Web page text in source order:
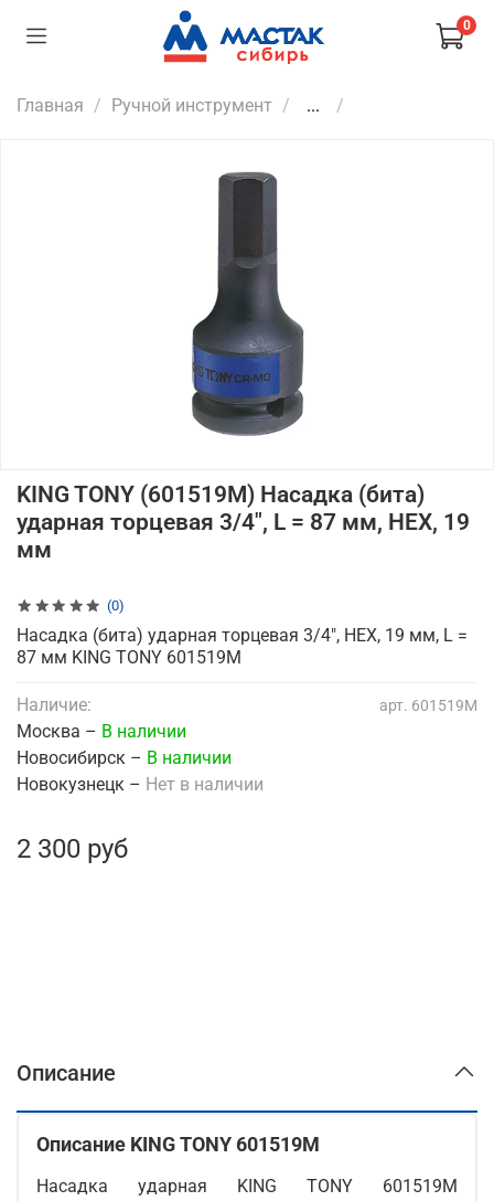
0
Главная Ручной инструмент ...
(0)
арт. 601519M
KING TONY (601519M) Насадка (бита)
ударная торцевая 3/4", L = 87 мм, HEX, 19
мм
2 300 руб
Наличие:
Москва – В наличии
Новосибирск – В наличии
Новокузнецк – Нет в наличии
Насадка (бита) ударная торцевая 3/4", HEX, 19 мм, L =
87 мм KING TONY 601519M
Описание
Описание KING TONY 601519M
Насадка ударная KING TONY 601519M